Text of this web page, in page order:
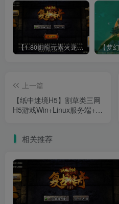
【1.80御龍元素火龙[摸摸登陆器]】战神引擎WIN服务端+GM工具+充值后台+双端+架设教程
上一篇
【纸中迷境H5】割草类三网
H5游戏Win+Linux服务端+架
相关推荐